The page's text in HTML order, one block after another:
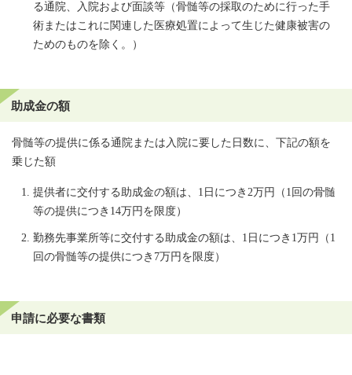
る通院、入院および面談等（骨髄等の採取のために行った手
術またはこれに関連した医療処置によって生じた健康被害の
ためのものを除く。）
助成金の額
骨髄等の提供に係る通院または入院に要した日数に、下記の額を
乗じた額
提供者に交付する助成金の額は、1日につき2万円（1回の骨髄
等の提供につき14万円を限度）
勤務先事業所等に交付する助成金の額は、1日につき1万円（1
回の骨髄等の提供につき7万円を限度）
申請に必要な書類